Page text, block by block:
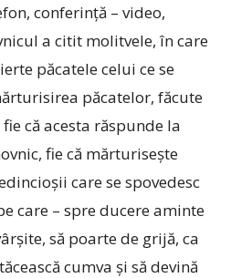
conferință – video,
a citit molitvele, în care
păcatele celui ce se
păcatelor, făcute
că acesta răspunde la
fie că mărturisește
care se spovedesc
care – spre ducere aminte
să poarte de grijă, ca
cumva și să devină